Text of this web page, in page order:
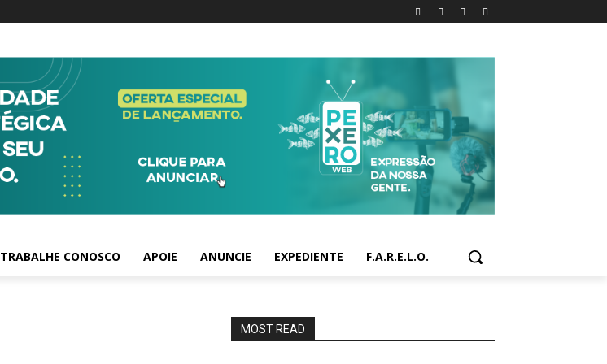
TRABALHE CONOSCO APOIE ANUNCIE EXPEDIENTE F.A.R.E.L.O.
MOST READ